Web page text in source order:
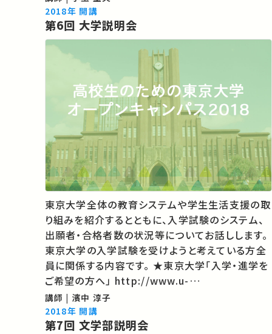
学・進学をご希望の方へ」 http://www.u-
2018年 開講
第6回 大学説明会
東京大学全体の教育システムや学生生活支援の取
り組みを紹介するとともに、入学試験のシステム、
出願者・合格者数の状況等についてお話しします。
東京大学の入学試験を受けようと考えている方全
員に関係する内容です。 ★東京大学「入学・進学を
ご希望の方へ」 http://www.u-
tokyo.ac.jp/index/k00_j.html ★東大TVのコ
ンテンツがほかの誰かの学びに繋がるかもしれま
せん。 あなたのお気に入りの講義・講演…
講師 | 濱中 淳子
2018年 開講
第7回 文学部説明会